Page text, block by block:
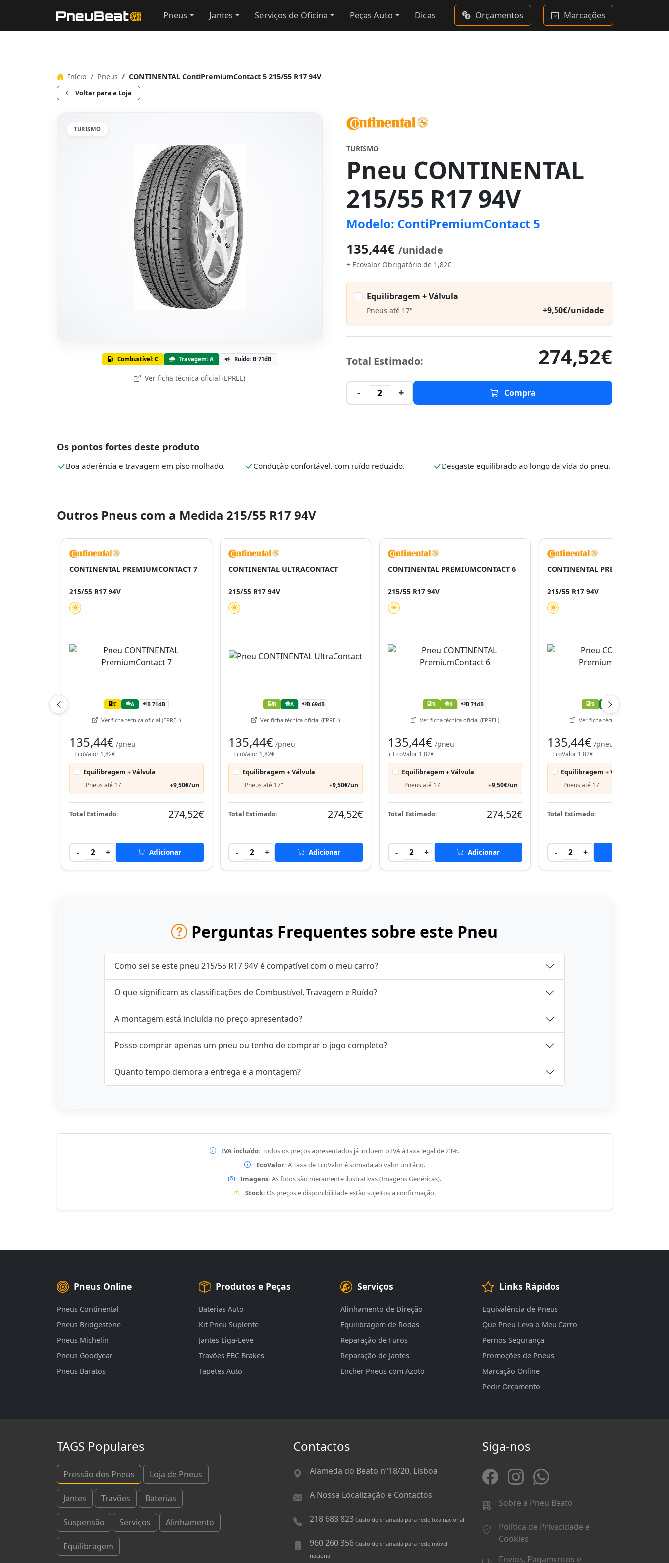
Pneus Jantes Serviços de Oficina Peças Auto Dicas Orçamentos Marcações
Início Pneus CONTINENTAL ContiPremiumContact 5 215/55 R17 94V
Voltar para a Loja
TURISMO
Combustível: C Travagem: A Ruído: B 71dB
Ver ficha técnica oficial (EPREL)
TURISMO
Pneu CONTINENTAL
215/55 R17 94V
Modelo: ContiPremiumContact 5
135,44€ /unidade
+ Ecovalor Obrigatório de 1,82€
Equilibragem + Válvula
Pneus até 17" +9,50€/unidade
Total Estimado: 274,52€
- 2 + Compra
Os pontos fortes deste produto
Boa aderência e travagem em piso molhado. Condução confortável, com ruído reduzido. Desgaste equilibrado ao longo da vida do pneu.
Outros Pneus com a Medida 215/55 R17 94V
CONTINENTAL PREMIUMCONTACT 7
215/55 R17 94V
C A B 71dB
Ver ficha técnica oficial (EPREL)
135,44€ /pneu
+ EcoValor 1,82€
Equilibragem + Válvula
Pneus até 17" +9,50€/un
Total Estimado: 274,52€
- 2 + Adicionar
CONTINENTAL ULTRACONTACT
215/55 R17 94V
B A B 69dB
Ver ficha técnica oficial (EPREL)
135,44€ /pneu
+ EcoValor 1,82€
Equilibragem + Válvula
Pneus até 17" +9,50€/un
Total Estimado: 274,52€
- 2 + Adicionar
CONTINENTAL PREMIUMCONTACT 6
215/55 R17 94V
B B B 71dB
Ver ficha técnica oficial (EPREL)
135,44€ /pneu
+ EcoValor 1,82€
Equilibragem + Válvula
Pneus até 17" +9,50€/un
Total Estimado: 274,52€
- 2 + Adicionar
CONTINENTAL
215/55 R17 94V
B A
Ver ficha técnica oficial (EPREL)
135,44€ /pneu
+ EcoValor 1,82€
Equilibragem + Válvula
Pneus até 17"
Total Estimado:
- 2 +
Perguntas Frequentes sobre este Pneu
Como sei se este pneu 215/55 R17 94V é compatível com o meu carro?
O que significam as classificações de Combustível, Travagem e Ruído?
A montagem está incluída no preço apresentado?
Posso comprar apenas um pneu ou tenho de comprar o jogo completo?
Quanto tempo demora a entrega e a montagem?
IVA incluído: Todos os preços apresentados já incluem o IVA à taxa legal de 23%.
EcoValor: A Taxa de EcoValor é somada ao valor unitário.
Imagens: As fotos são meramente ilustrativas (Imagens Genéricas).
Stock: Os preços e disponibilidade estão sujeitos a confirmação.
Pneus Online
Pneus Continental
Pneus Bridgestone
Pneus Michelin
Pneus Goodyear
Pneus Baratos
Produtos e Peças
Baterias Auto
Kit Pneu Suplente
Jantes Liga-Leve
Travões EBC Brakes
Tapetes Auto
Serviços
Alinhamento de Direção
Equilibragem de Rodas
Reparação de Furos
Reparação de Jantes
Encher Pneus com Azoto
Links Rápidos
Equivalência de Pneus
Que Pneu Leva o Meu Carro
Pernos Segurança
Promoções de Pneus
Marcação Online
Pedir Orçamento
TAGS Populares
Pressão dos Pneus Loja de Pneus
Jantes Travões Baterias
Suspensão Serviços Alinhamento
Equilibragem
Contactos
Alameda do Beato nº18/20, Lisboa
A Nossa Localização e Contactos
218 683 823 Custo de chamada para rede fixa nacional
960 260 356 Custo de chamada para rede móvel
nacional
Siga-nos
Sobre a Pneu Beato
Política de Privacidade e
Cookies
Envios, Pagamentos e